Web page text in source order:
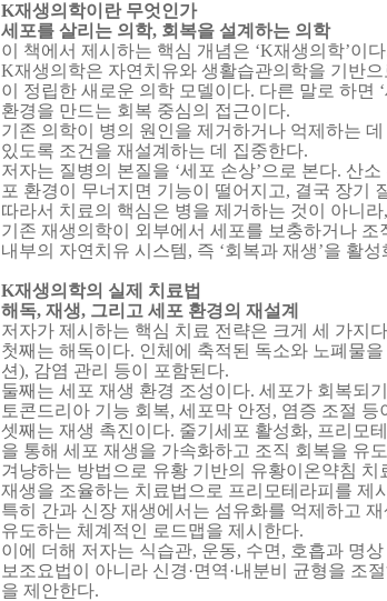
K재생의학이란 무엇인가
세포를 살리는 의학, 회복을 설계하는 의학
이 책에서 제시하는 핵심 개념은 ‘K재생의학’이다
K재생의학은 자연치유와 생활습관의학을 기반으
이 정립한 새로운 의학 모델이다. 다른 말로 하면 ‘
환경을 만드는 회복 중심의 접근이다.
기존 의학이 병의 원인을 제거하거나 억제하는
있도록 조건을 재설계하는 데 집중한다.
저자는 질병의 본질을 ‘세포 손상’으로 본다. 산소
포 환경이 무너지면 기능이 떨어지고, 결국 장기
따라서 치료의 핵심은 병을 제거하는 것이 아니라,
기존 재생의학이 외부에서 세포를 보충하거나 조
내부의 자연치유 시스템, 즉 ‘회복과 재생’을 활성
K재생의학의 실제 치료법
해독, 재생, 그리고 세포 환경의 재설계
저자가 제시하는 핵심 치료 전략은 크게 세 가지다
첫째는 해독이다. 인체에 축적된 독소와 노폐물
션), 감염 관리 등이 포함된다.
둘째는 세포 재생 환경 조성이다. 세포가 회복되
토콘드리아 기능 회복, 세포막 안정, 염증 조절 등
셋째는 재생 촉진이다. 줄기세포 활성화, 프리모
을 통해 세포 재생을 가속화하고 조직 회복을 유
겨냥하는 방법으로 유황 기반의 유황이온약침 치
재생을 조율하는 치료법으로 프리모테라피를 제
특히 간과 신장 재생에서는 섬유화를 억제하고
유도하는 체계적인 로드맵을 제시한다.
이에 더해 저자는 식습관, 운동, 수면 , 호흡과 명
보조요법이 아니라 신경 ·면역 ·내분비 균형을 조
을 제안한다.